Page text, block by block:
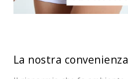
La nostra convenienza